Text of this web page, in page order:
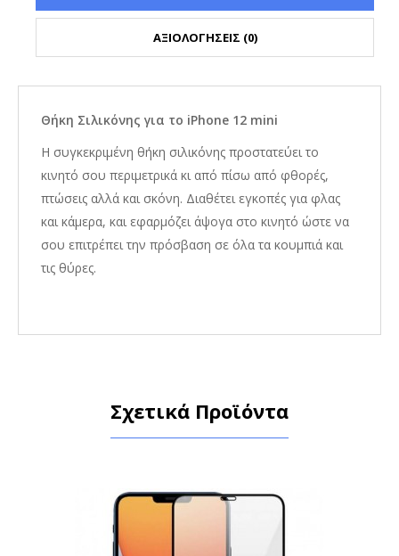
ΑΞΙΟΛΟΓΗΣΕΙΣ (0)
Θήκη Σιλικόνης για το iPhone 12 mini
Η συγκεκριμένη θήκη σιλικόνης προστατεύει το
κινητό σου περιμετρικά κι από πίσω από φθορές,
πτώσεις αλλά και σκόνη. Διαθέτει εγκοπές για φλας
και κάμερα, και εφαρμόζει άψογα στο κινητό ώστε να
σου επιτρέπει την πρόσβαση σε όλα τα κουμπιά και
τις θύρες.
Σχετικά Προϊόντα